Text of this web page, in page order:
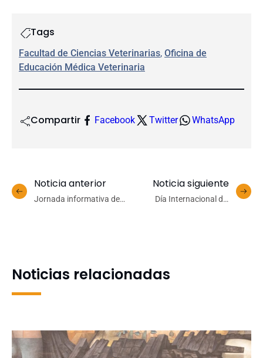
Tags
Facultad de Ciencias Veterinarias, Oficina de
Educación Médica Veterinaria
Compartir Facebook Twitter WhatsApp
Noticia anterior
Jornada informativa de
Noticia siguiente
Día Internacional del
Noticias relacionadas